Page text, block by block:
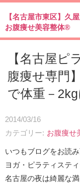
【名古屋市東区】久
お腹痩せ美容整体®
【名古屋ピ
腹痩せ専門
で体重－
2014/03/16
カテゴリー
お腹痩せ
いつもブログをお読
ヨガ・ピラティステ
名古屋の夜は綺麗な